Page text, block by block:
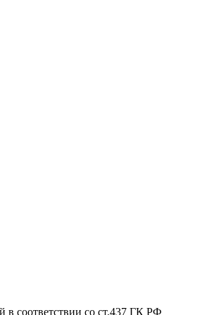
в соответствии со ст.437 ГК РФ